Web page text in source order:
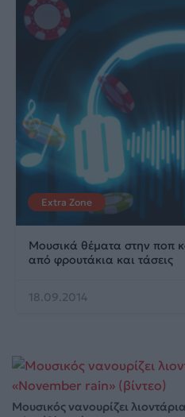
Extra Zone
Μουσικά θέματα στην ποπ
από φρουτάκια και τάσεις
18.09.2014
Μουσικός νανουρίζει